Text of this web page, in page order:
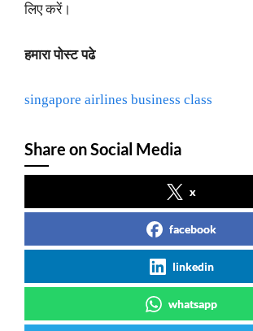
लिए करें।
हमारा पोस्ट पढे
singapore airlines business class
Share on Social Media
x
facebook
linkedin
whatsapp